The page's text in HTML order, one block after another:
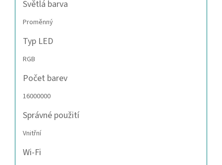
Světlá barva
Proměnný
Typ LED
RGB
Počet barev
16000000
Správné použití
Vnitřní
Wi-Fi